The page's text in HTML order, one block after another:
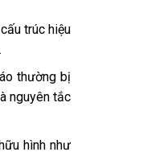
trúc hiệu
thường bị
nguyên tắc
hình như